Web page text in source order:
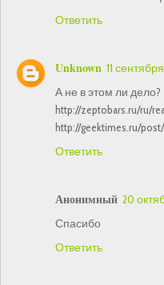
Ответить
Unknown 11
А не в этом ли дело?
http://zeptobars.ru/ru/
http://geektimes.ru/
Ответить
Анонимный 20
Спасибо
Ответить